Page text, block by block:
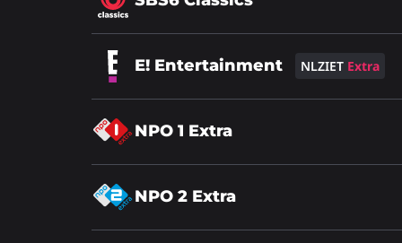
meer
over
E! Entertainment
NLZIET Extra
Lees
meer
over
NPO 1 Extra
Lees
meer
over
NPO 2 Extra
Lees
meer
over